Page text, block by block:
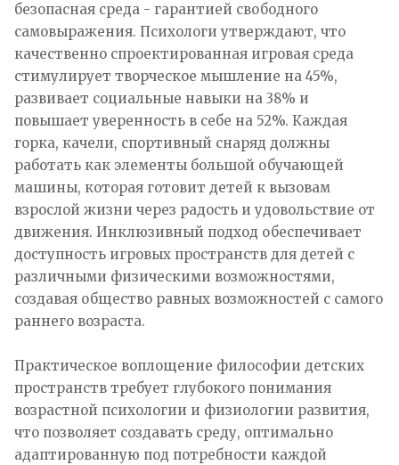
безопасная среда - гарантией свободного
самовыражения. Психологи утверждают, что
качественно спроектированная игровая среда
стимулирует творческое мышление на 45%,
развивает социальные навыки на 38% и
повышает уверенность в себе на 52%. Каждая
горка, качели, спортивный снаряд должны
работать как элементы большой обучающей
машины, которая готовит детей к вызовам
взрослой жизни через радость и удовольствие от
движения. Инклюзивный подход обеспечивает
доступность игровых пространств для детей с
различными физическими возможностями,
создавая общество равных возможностей с самого
раннего возраста.
Практическое воплощение философии детских
пространств требует глубокого понимания
возрастной психологии и физиологии развития,
что позволяет создавать среду, оптимально
адаптированную под потребности каждой